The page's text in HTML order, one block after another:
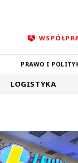
PRAWO I
LOGISTYKA